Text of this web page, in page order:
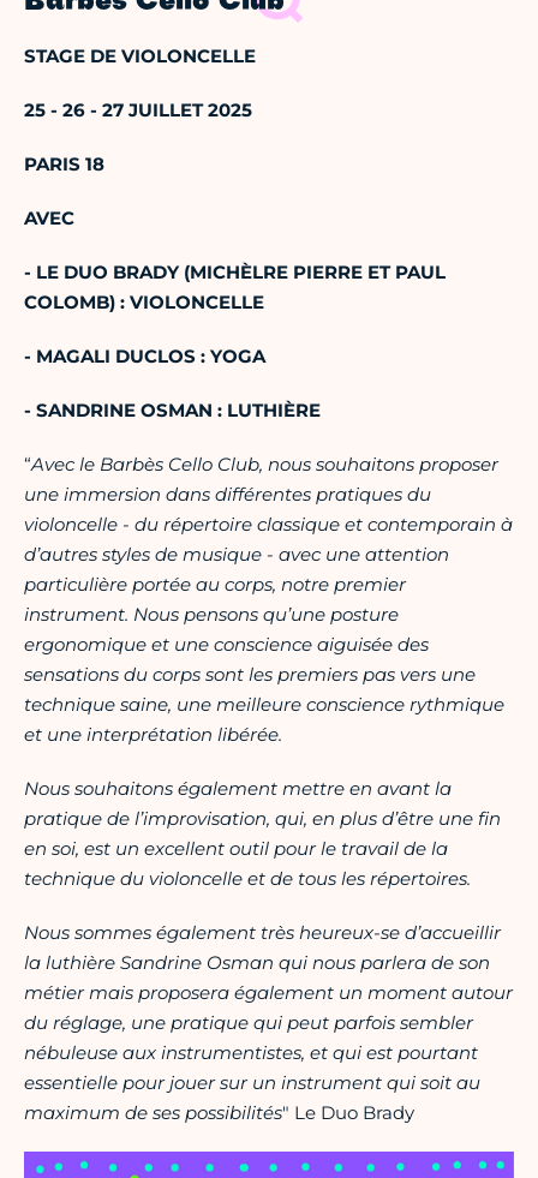
STAGE DE VIOLONCELLE
25 - 26 - 27 JUILLET 2025
PARIS 18
AVEC
- LE DUO BRADY (MICHÈLRE PIERRE ET PAUL
COLOMB) : VIOLONCELLE
- MAGALI DUCLOS : YOGA
- SANDRINE OSMAN : LUTHIÈRE
“Avec le Barbès Cello Club, nous souhaitons proposer
une immersion dans différentes pratiques du
violoncelle - du répertoire classique et contemporain à
d’autres styles de musique - avec une attention
particulière portée au corps, notre premier
instrument. Nous pensons qu’une posture
ergonomique et une conscience aiguisée des
sensations du corps sont les premiers pas vers une
technique saine, une meilleure conscience rythmique
et une interprétation libérée.
Nous souhaitons également mettre en avant la
pratique de l’improvisation, qui, en plus d’être une fin
en soi, est un excellent outil pour le travail de la
technique du violoncelle et de tous les répertoires.
Nous sommes également très heureux-se d’accueillir
la luthière Sandrine Osman qui nous parlera de son
métier mais proposera également un moment autour
du réglage, une pratique qui peut parfois sembler
nébuleuse aux instrumentistes, et qui est pourtant
essentielle pour jouer sur un instrument qui soit au
maximum de ses possibilités" Le Duo Brady